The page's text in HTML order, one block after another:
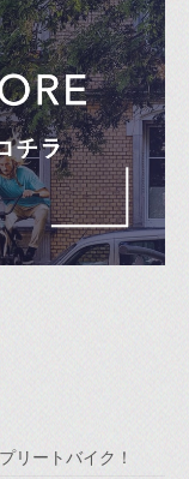
リートバイク！